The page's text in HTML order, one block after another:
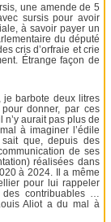
une amende de 5
sursis pour avoir
à savoir payer un
du député
cris d’orfraie et crie
Étrange façon de
je barbote deux litres
donner, par ces
aurait pas plus de
à imaginer l’édile
que, depuis des
de ses
réalisées dans
à 2024. Il a même
pour lui rappeler
des contribuables …
Aliot a du mal à